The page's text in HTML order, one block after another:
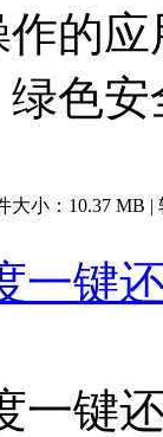
的
色
大小： 10.37 MB |
一键
一键